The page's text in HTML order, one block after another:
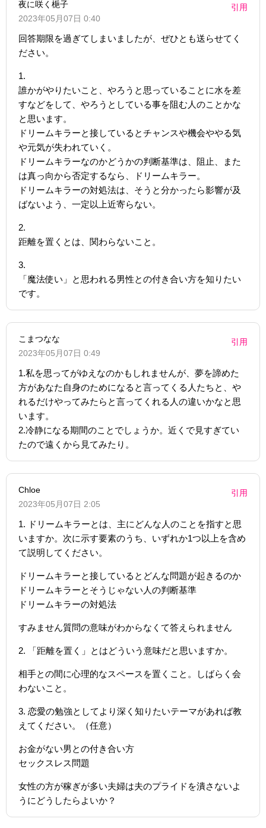
夜に咲く梔子
2023年05月07日 0:40
引用
回答期限を過ぎてしまいましたが、ぜひとも送らせてく
ださい。
1.
誰かがやりたいこと、やろうと思っていることに水を差
すなどをして、やろうとしている事を阻む人のことかな
と思います。
ドリームキラーと接しているとチャンスや機会ややる気
や元気が失われていく。
ドリームキラーなのかどうかの判断基準は、阻止、また
は真っ向から否定するなら、ドリームキラー。
ドリームキラーの対処法は、そうと分かったら影響が及
ばないよう、一定以上近寄らない。
2.
距離を置くとは、関わらないこと。
3.
「魔法使い」と思われる男性との付き合い方を知りたい
です。
こまつなな
2023年05月07日 0:49
引用
1.私を思ってがゆえなのかもしれませんが、夢を諦めた
方があなた自身のためになると言ってくる人たちと、や
れるだけやってみたらと言ってくれる人の違いかなと思
います。
2.冷静になる期間のことでしょうか。近くで見すぎてい
たので遠くから見てみたり。
Chloe
2023年05月07日 2:05
引用
1. ドリームキラーとは、主にどんな人のことを指すと思
いますか。次に示す要素のうち、いずれか1つ以上を含め
て説明してください。
ドリームキラーと接しているとどんな問題が起きるのか
ドリームキラーとそうじゃない人の判断基準
ドリームキラーの対処法
すみません質問の意味がわからなくて答えられません
2. 「距離を置く」とはどういう意味だと思いますか。
相手との間に心理的なスペースを置くこと。しばらく会
わないこと。
3. 恋愛の勉強としてより深く知りたいテーマがあれば教
えてください。（任意）
お金がない男との付き合い方
セックスレス問題
女性の方が稼ぎが多い夫婦は夫のプライドを潰さないよ
うにどうしたらよいか？